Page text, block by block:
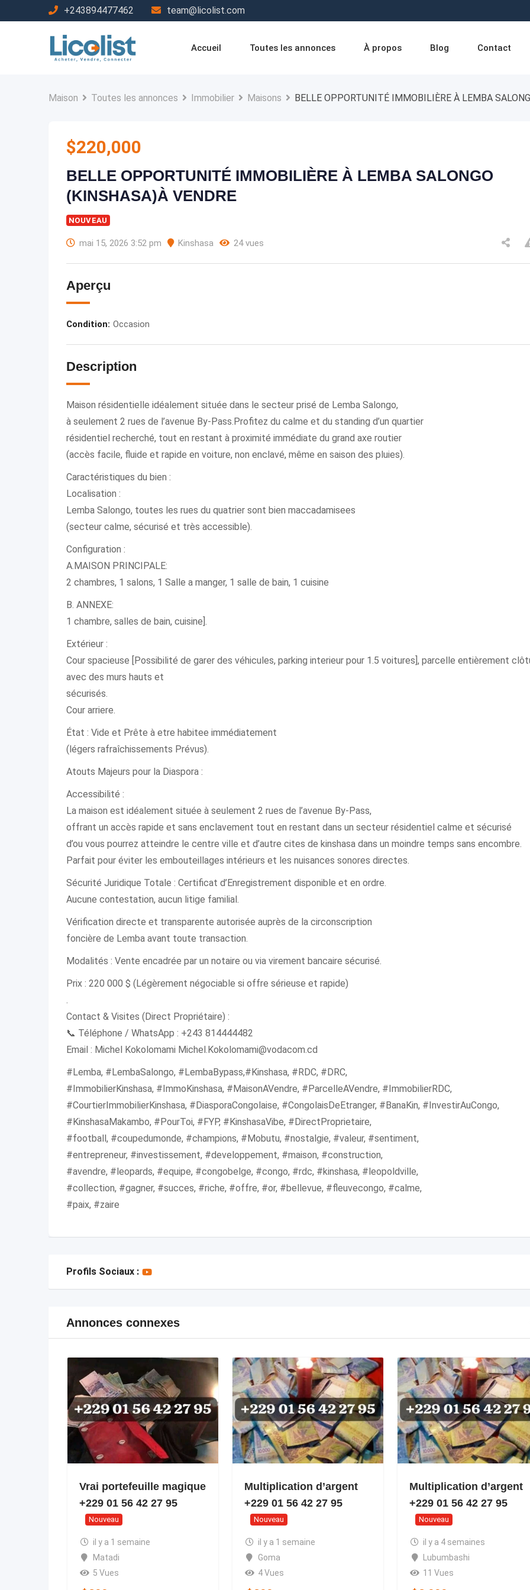
au
+243894477462 team@licolist.com
Accueil Toutes les annonces À propos Blog Contact
Maison Toutes les annonces Immobilier Maisons BELLE OPPORTUNITÉ IMMOBILIÈRE À LEMBA
$220,000
BELLE OPPORTUNITÉ IMMOBILIÈRE À LEMBA SALONGO
(KINSHASA)À VENDRE
NOUVEAU
mai 15, 2026 3:52 pm Kinshasa 24 vues
Aperçu
Condition: Occasion
Description
Maison résidentielle idéalement située dans le secteur prisé de Lemba Salongo,
à seulement 2 rues de l’avenue By-Pass.Profitez du calme et du standing d’un quartier
résidentiel recherché, tout en restant à proximité immédiate du grand axe routier
(accès facile, fluide et rapide en voiture, non enclavé, même en saison des pluies).
Caractéristiques du bien :
Localisation :
Lemba Salongo, toutes les rues du quatrier sont bien maccadamisees
(secteur calme, sécurisé et très accessible).
Configuration :
A.MAISON PRINCIPALE:
2 chambres, 1 salons, 1 Salle a manger, 1 salle de bain, 1 cuisine
B. ANNEXE:
1 chambre, salles de bain, cuisine].
Extérieur :
Cour spacieuse [Possibilité de garer des véhicules, parking interieur pour 1.5 voitures], parcelle entièrement
avec des murs hauts et
sécurisés.
Cour arriere.
État : Vide et Prête à etre habitee immédiatement
(légers rafraîchissements Prévus).
Atouts Majeurs pour la Diaspora :
Accessibilité :
La maison est idéalement située à seulement 2 rues de l’avenue By-Pass,
offrant un accès rapide et sans enclavement tout en restant dans un secteur résidentiel calme et sécurisé
d’ou vous pourrez atteindre le centre ville et d’autre cites de kinshasa dans un moindre temps sans encombre.
Parfait pour éviter les embouteillages intérieurs et les nuisances sonores directes.
Sécurité Juridique Totale : Certificat d’Enregistrement disponible et en ordre.
Aucune contestation, aucun litige familial.
Vérification directe et transparente autorisée auprès de la circonscription
foncière de Lemba avant toute transaction.
Modalités : Vente encadrée par un notaire ou via virement bancaire sécurisé.
Prix : 220 000 $ (Légèrement négociable si offre sérieuse et rapide)
.
Contact & Visites (Direct Propriétaire) :
📞 Téléphone / WhatsApp : +243 814444482
Email : Michel Kokolomami Michel.Kokolomami@vodacom.cd
#Lemba, #LembaSalongo, #LembaBypass,#Kinshasa, #RDC, #DRC,
#ImmobilierKinshasa, #ImmoKinshasa, #MaisonAVendre, #ParcelleAVendre, #ImmobilierRDC,
#CourtierImmobilierKinshasa, #DiasporaCongolaise, #CongolaisDeEtranger, #BanaKin, #InvestirAuCongo,
#KinshasaMakambo, #PourToi, #FYP, #KinshasaVibe, #DirectProprietaire,
#football, #coupedumonde, #champions, #Mobutu, #nostalgie, #valeur, #sentiment,
#entrepreneur, #investissement, #developpement, #maison, #construction,
#avendre, #leopards, #equipe, #congobelge, #congo, #rdc, #kinshasa, #leopoldville,
#collection, #gagner, #succes, #riche, #offre, #or, #bellevue, #fleuvecongo, #calme,
#paix, #zaire
Profils Sociaux :
Annonces connexes
Vrai portefeuille magique
+229 01 56 42 27 95
Nouveau
il y a 1 semaine
Matadi
5 Vues
Multiplication d’argent
+229 01 56 42 27 95
Nouveau
il y a 1 semaine
Goma
4 Vues
Multiplication d’argent
+229 01 56 42 27 95
Nouveau
il y a 4 semaines
Lubumbashi
11 Vues